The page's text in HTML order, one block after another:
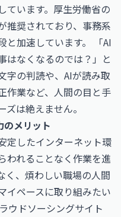
います。 厚生労働省の
推奨されており、事務系
と加速しています。 「AI
はなくなるのでは？」と
字の判読や、AIが読み取
作業など、人間の目と手
は絶えません。
のメリット
定したインターネット環
われることなく作業を進
く、煩わしい職場の人間
イペースに取り組みたい
ウドソーシングサイト